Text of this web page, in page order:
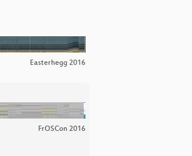
Easterhegg 2016
FrOSCon 2016